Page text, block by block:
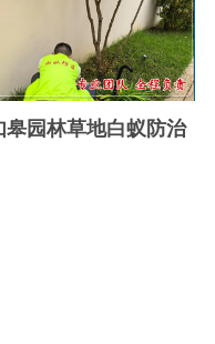
皋园林草地白蚁防治